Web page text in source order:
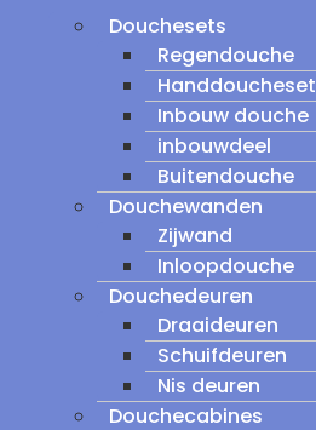
Douchesets
Regendouche
Handdoucheset
Inbouw douche
inbouwdeel
Buitendouche
Douchewanden
Zijwand
Inloopdouche
Douchedeuren
Draaideuren
Schuifdeuren
Nis deuren
Douchecabines